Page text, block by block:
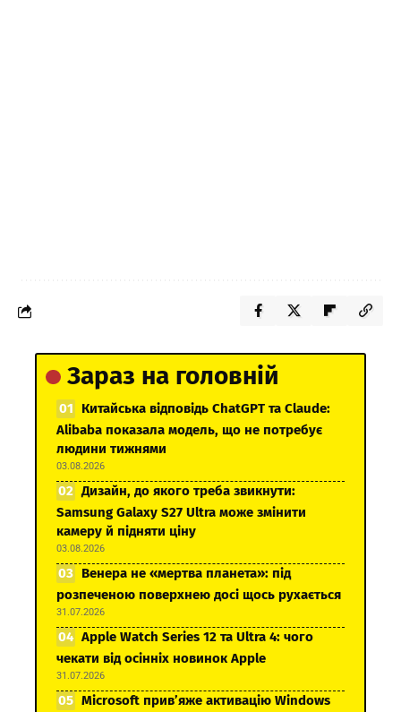
Зараз на головній
Китайська відповідь ChatGPT та Claude:
Alibaba показала модель, що не потребує
людини тижнями
03.08.2026
Дизайн, до якого треба звикнути:
Samsung Galaxy S27 Ultra може змінити
камеру й підняти ціну
03.08.2026
Венера не «мертва планета»: під
розпеченою поверхнею досі щось рухається
31.07.2026
Apple Watch Series 12 та Ultra 4: чого
чекати від осінніх новинок Apple
31.07.2026
Microsoft прив’яже активацію Windows